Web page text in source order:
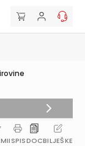
ISPISDOCBILJEŠKE